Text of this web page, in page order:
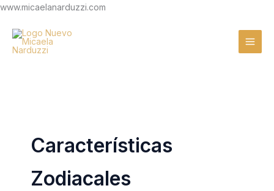
www.micaelanarduzzi.com
Características
Zodiacales